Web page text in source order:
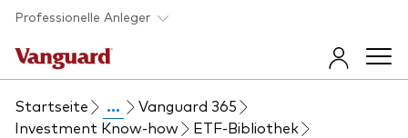
Skip to main content
Professionelle Anleger
Fonds und ETFs
Startseite ...
Vanguard 365
Investment Know-how
ETF-Bibliothek